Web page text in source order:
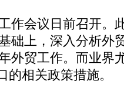
会议日前召开。
础上，深入分析外
外贸工作。而业界
相关政策措施。